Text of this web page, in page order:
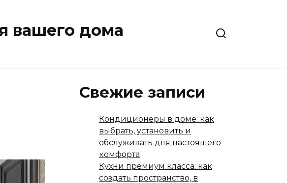
вашего дома
Свежие записи
Кондиционеры в доме: как
выбрать, установить и
обслуживать для настоящего
комфорта
Кухни премиум класса: как
создать пространство, в